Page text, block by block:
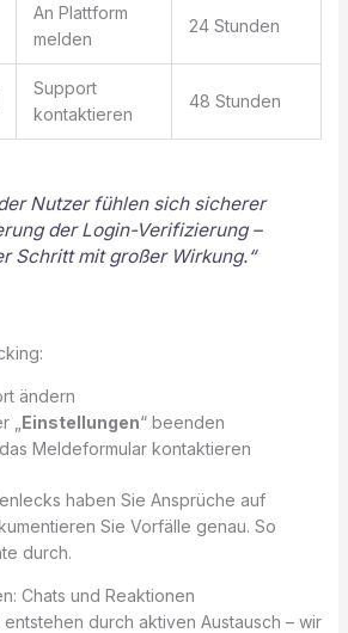
An Plattform
melden
24 Stunden
Support
kontaktieren
48 Stunden
Nutzer fühlen sich sicherer
der Login-Verifizierung –
Schritt mit großer Wirkung.“
ändern
Einstellungen“ beenden
Meldeformular kontaktieren
haben Sie Ansprüche auf
Sie Vorfälle genau. So
durch.
Chats und Reaktionen
durch aktiven Austausch – wir